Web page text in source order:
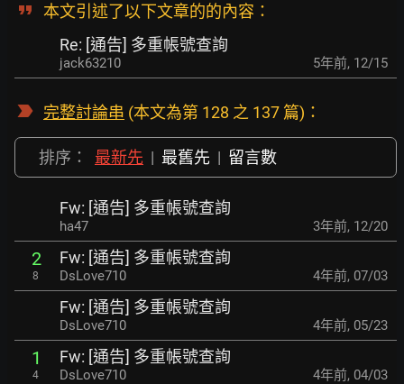
本文引述了以下文章的的內容：
Re: [通告] 多重帳號查詢
jack63210 5年前, 12/15
完整討論串 (本文為第 128 之 137 篇)：
排序： 最新先 | 最舊先 | 留言數
Fw: [通告] 多重帳號查詢
ha47 3年前, 12/20
2
8
Fw: [通告] 多重帳號查詢
DsLove710 4年前, 07/03
Fw: [通告] 多重帳號查詢
DsLove710 4年前, 05/23
1
4
Fw: [通告] 多重帳號查詢
DsLove710 4年前, 04/03